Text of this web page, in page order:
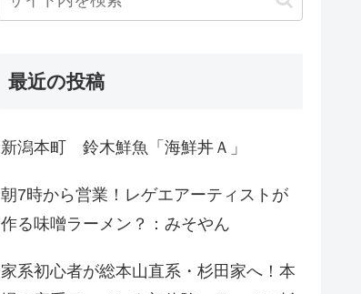
最近の投稿
新潟本町 鈴木鮮魚「海鮮丼Ａ」
朝7時から営業！レゲエアーティストが
作る味噌ラーメン？：みそやん
家系初心者が総本山直系・杉田家へ！本